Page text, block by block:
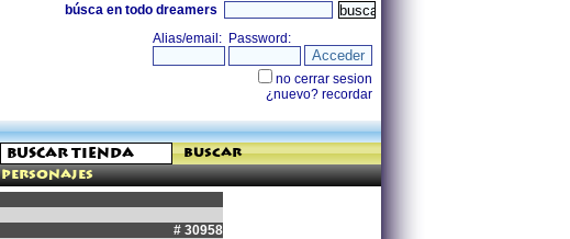
búsca en todo dreamers
buscar
Personajes
# 30958